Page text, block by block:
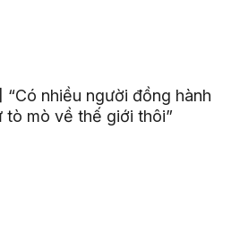
nhiều người đồng hành
tò mò về thế giới thôi”